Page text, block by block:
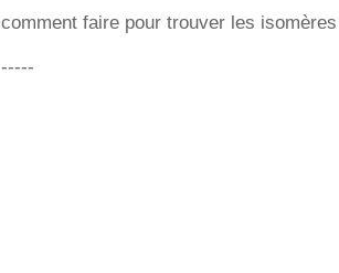
comment faire pour trouver les
-----